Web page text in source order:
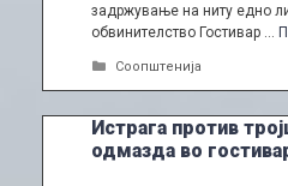
задржување на ниту едно
обвинителство Гостивар …
Categories
Соопштенија
Истрага против
одмазда во